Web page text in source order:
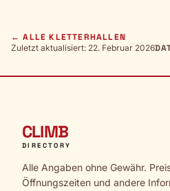
← ALLE KLETTERHALLEN
Zuletzt aktualisiert: 22. Februar 2026
CLIMB
DIRECTORY
Alle Angaben ohne Gewähr.
Öffnungszeiten und andere